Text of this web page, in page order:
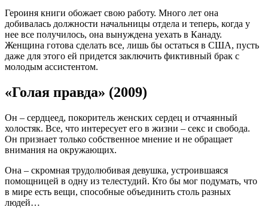
Героиня книги обожает свою работу. Много лет она
добивалась должности начальницы отдела и теперь, когда у
нее все получилось, она вынуждена уехать в Канаду.
Женщина готова сделать все, лишь бы остаться в США, пусть
даже для этого ей придется заключить фиктивный брак с
молодым ассистентом.
«Голая правда» (2009)
Он – сердцеед, покоритель женских сердец и отчаянный
холостяк. Все, что интересует его в жизни – секс и свобода.
Он признает только собственное мнение и не обращает
внимания на окружающих.
Она – скромная трудолюбивая девушка, устроившаяся
помощницей в одну из телестудий. Кто бы мог подумать, что
в мире есть вещи, способные объединить столь разных
людей…